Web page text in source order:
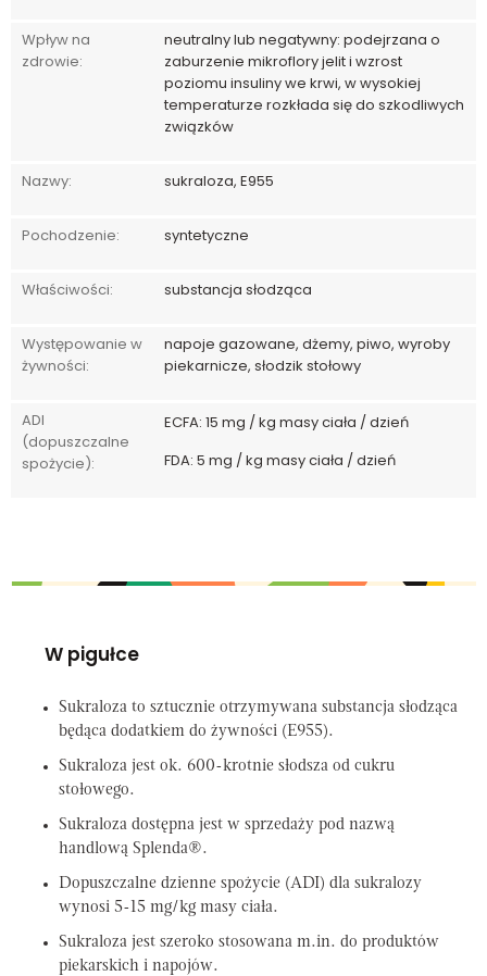
Wpływ na
zdrowie:
neutralny lub negatywny: podejrzana o
zaburzenie mikroflory jelit i wzrost
poziomu insuliny we krwi, w wysokiej
temperaturze rozkłada się do szkodliwych
związków
Nazwy: sukraloza, E955
Pochodzenie: syntetyczne
Właściwości: substancja słodząca
Występowanie w
żywności:
napoje gazowane, dżemy, piwo, wyroby
piekarnicze, słodzik stołowy
ADI
(dopuszczalne
spożycie):
ECFA: 15 mg / kg masy ciała / dzień
FDA: 5 mg / kg masy ciała / dzień
W pigułce
Sukraloza to sztucznie otrzymywana substancja słodząca
będąca dodatkiem do żywności (E955).
Sukraloza jest ok. 600-krotnie słodsza od cukru
stołowego.
Sukraloza dostępna jest w sprzedaży pod nazwą
handlową Splenda®.
Dopuszczalne dzienne spożycie (ADI) dla sukralozy
wynosi 5-15 mg/kg masy ciała.
Sukraloza jest szeroko stosowana m.in. do produktów
piekarskich i napojów.